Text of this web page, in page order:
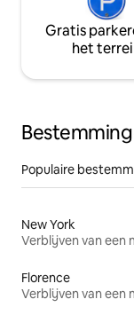
Gratis
het
Populaire
New York
Verblijven van een
Florence
Verblijven van een